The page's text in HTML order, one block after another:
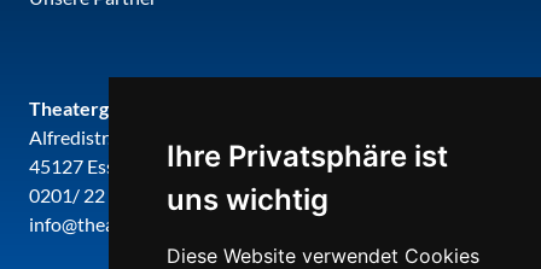
Ihre Privatsphäre ist
uns wichtig
Diese Website verwendet Cookies
Theatergemeinde metropole ruhr
Alfredistr. 32
45127 Essen
0201/ 22 22 29
info@theatergemeinde-metropole-ruhr.de